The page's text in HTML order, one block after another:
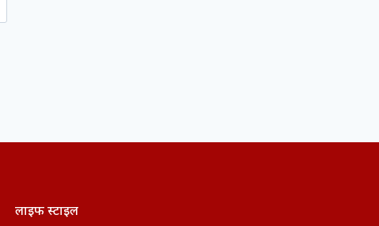
लाइफ स्टाइल